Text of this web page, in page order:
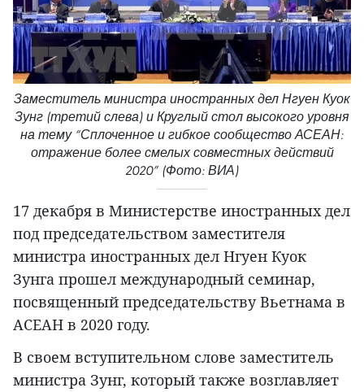
Заместитель министра иностранных дел Нгуен Куок
Зунг (третий слева) и Круглый стол высокого уровня
на тему “Сплоченное и гибкое сообщество АСЕАН:
отражение более смелых совместных действий
2020” (Фото: ВИА)
17 декабря в Министерстве иностранных дел
под председательством заместителя
министра иностранных дел Нгуен Куок
Зунга прошел международный семинар,
посвященный председательству Вьетнама в
АСЕАН в 2020 году.
В своем вступительном слове заместитель
министра Зунг, который также возглавляет